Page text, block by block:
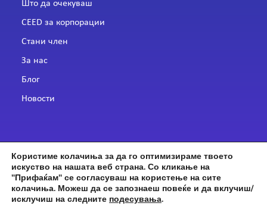
Што да очекуваш
CEED за корпорации
Стани член
За нас
Блог
Новости
СЛЕДИ НÈ
Користиме колачиња за да го оптимизираме твоето
искуство на нашата веб страна. Со кликање на
"Прифаќам" се согласуваш на користење на сите
колачиња. Можеш да се запознаеш повеќе и да вклучиш/
исклучиш на следните подесувања.